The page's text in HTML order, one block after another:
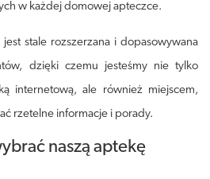
w każdej domowej apteczce.
stale rozszerzana i dopasowywana
dzięki czemu jesteśmy nie tylko
internetową, ale również miejscem,
rzetelne informacje i porady.
naszą aptekę